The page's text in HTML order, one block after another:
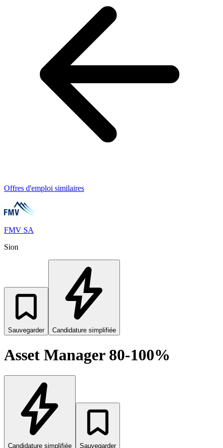
Offres d'emploi similaires
FMV SA
Sion
Sauvegarder Candidature simplifiée
Asset Manager 80-100%
Candidature simplifiée Sauvegarder